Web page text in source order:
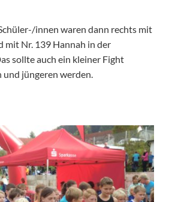
innen waren dann rechts mit
mit Nr. 139 Hannah in der
sollte auch ein kleiner Fight
und jüngeren werden.